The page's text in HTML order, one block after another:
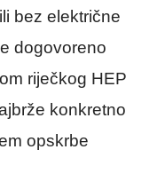
bez električne
dogovoreno
riječkog HEP
konkretno
opskrbe